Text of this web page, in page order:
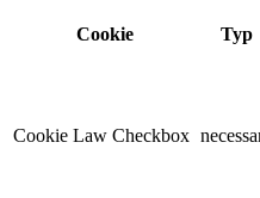
Cookie Typ
Cookie Law Checkbox